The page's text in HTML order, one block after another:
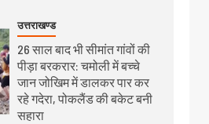
उत्तराखण्ड
26 साल बाद भी सीमांत गांवों की
पीड़ा बरकरार: चमोली में बच्चे
जान जोखिम में डालकर पार कर
रहे गदेरा, पोकलैंड की बकेट बनी
सहारा